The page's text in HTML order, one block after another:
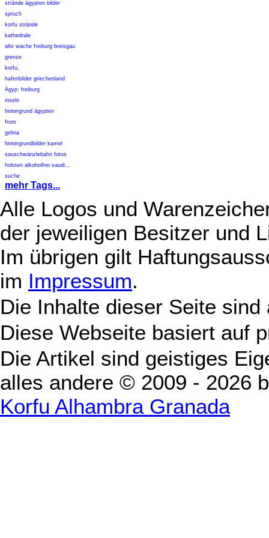
strände ägypten bilder
spruch
korfu strände
kathedrale
alte wache freiburg breisgau
grenze
korfu,
hafenbilder griechenland
Ägyp: freiburg
inseln
hintergrund ägypten
from
gelina
hintergrundbilder kamel
sauschwänzlebahn fotos
holsten alkoholfrei saudi...
suche
mehr Tags...
Alle Logos und
der jeweiligen Besitzer und
Im übrigen gilt
im Impressum.
Die Inhalte dieser Seite
Diese Webseite basiert auf
Die Artikel sind geistiges
alles andere © 2009 - 2026
Korfu Alhambra Granada